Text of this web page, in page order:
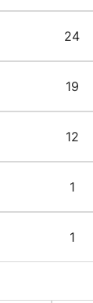
24
19
12
1
1